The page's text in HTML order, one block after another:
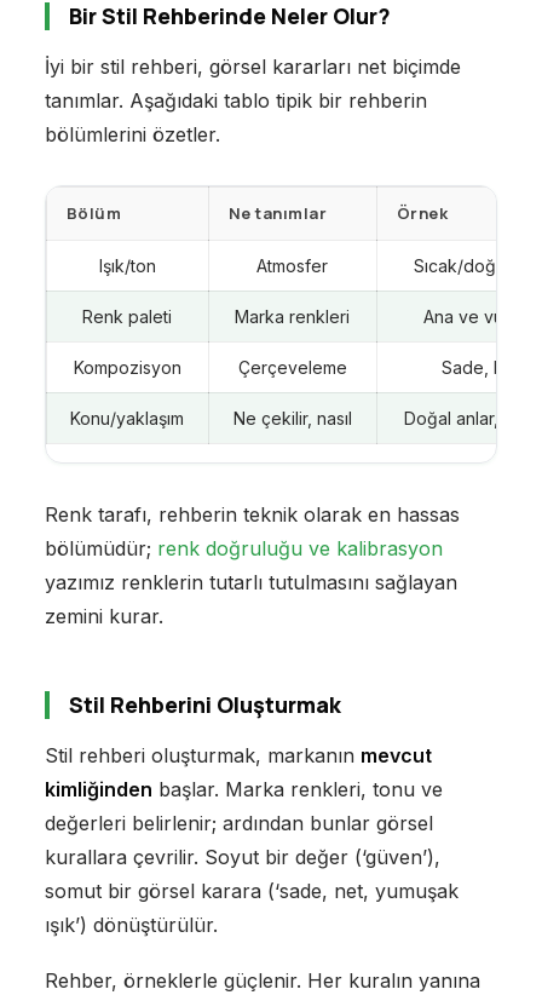
Bir Stil Rehberinde Neler Olur?
İyi bir stil rehberi, görsel kararları net biçimde
tanımlar. Aşağıdaki tablo tipik bir rehberin
bölümlerini özetler.
Bölüm Ne tanımlar Örnek
Işık/ton Atmosfer Sıcak/doğal ya
Renk paleti Marka renkleri Ana ve vurgu
Kompozisyon Çerçeveleme Sade,
Konu/yaklaşım Ne çekilir, nasıl Doğal anlar,
Renk tarafı, rehberin teknik olarak en hassas
bölümüdür; renk doğruluğu ve kalibrasyon
yazımız renklerin tutarlı tutulmasını sağlayan
zemini kurar.
Stil Rehberini Oluşturmak
Stil rehberi oluşturmak, markanın mevcut
kimliğinden başlar. Marka renkleri, tonu ve
değerleri belirlenir; ardından bunlar görsel
kurallara çevrilir. Soyut bir değer (‘güven’),
somut bir görsel karara (‘sade, net, yumuşak
ışık’) dönüştürülür.
Rehber, örneklerle güçlenir. Her kuralın yanına